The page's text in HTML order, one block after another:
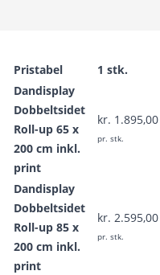
Pristabel 1 stk.
Dandisplay
Dobbeltsidet
Roll-up 65 x
200 cm inkl.
print
kr. 1.895,00
pr. stk.
Dandisplay
Dobbeltsidet
Roll-up 85 x
200 cm inkl.
print
kr. 2.595,00
pr. stk.